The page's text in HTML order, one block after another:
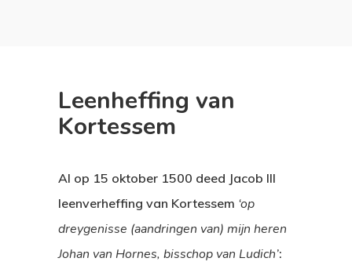
Leenheffing van
Kortessem
Al op 15 oktober 1500 deed Jacob III
leenverheffing van Kortessem ‘op
dreygenisse (aandringen van) mijn heren
Johan van Hornes, bisschop van Ludich’:
Graaf Jacob III
Philippe De
Jan Van Horne
Contact